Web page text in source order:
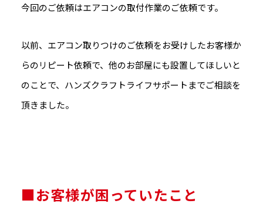
今回のご依頼はエアコンの取付作業のご依頼です。
以前、エアコン取りつけのご依頼をお受けしたお客様か
らのリピート依頼で、他のお部屋にも設置してほしいと
のことで、ハンズクラフトライフサポートまでご相談を
頂きました。
■お客様が困っていたこと